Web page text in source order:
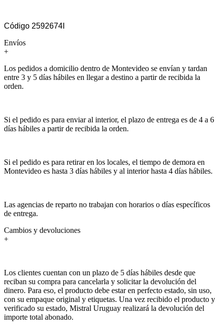
Código 2592674I
Envíos
+
Los pedidos a domicilio dentro de Montevideo se envían y tardan
entre 3 y 5 días hábiles en llegar a destino a partir de recibida la
orden.
Si el pedido es para enviar al interior, el plazo de entrega es de 4 a 6
días hábiles a partir de recibida la orden.
Si el pedido es para retirar en los locales, el tiempo de demora en
Montevideo es hasta 3 días hábiles y al interior hasta 4 días hábiles.
Las agencias de reparto no trabajan con horarios o días específicos
de entrega.
Cambios y devoluciones
+
Los clientes cuentan con un plazo de 5 días hábiles desde que
reciban su compra para cancelarla y solicitar la devolución del
dinero. Para eso, el producto debe estar en perfecto estado, sin uso,
con su empaque original y etiquetas. Una vez recibido el producto y
verificado su estado, Mistral Uruguay realizará la devolución del
importe total abonado.